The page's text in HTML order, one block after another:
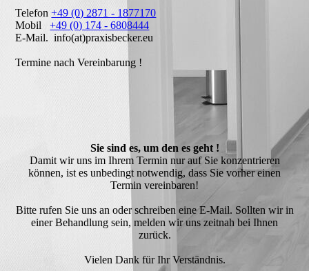
Telefon+49 (0) 2871 - 1877170
Mobil+49 (0) 174 - 6808444
E-Mail. info(at)praxisbecker.eu
Termine nach Vereinbarung !
Sie sind es, um den es geht !
Damit wir uns im Ihrem Termin nur auf Sie konzentrieren
können, ist es unbedingt notwendig, dass Sie vorher einen
Termin vereinbaren!
Bitte rufen Sie uns an oder schreiben eine E-Mail. Sollten wir in
einer Behandlung sein, melden wir uns zeitnah bei Ihnen
zurück.
Vielen Dank für Ihr Verständnis.